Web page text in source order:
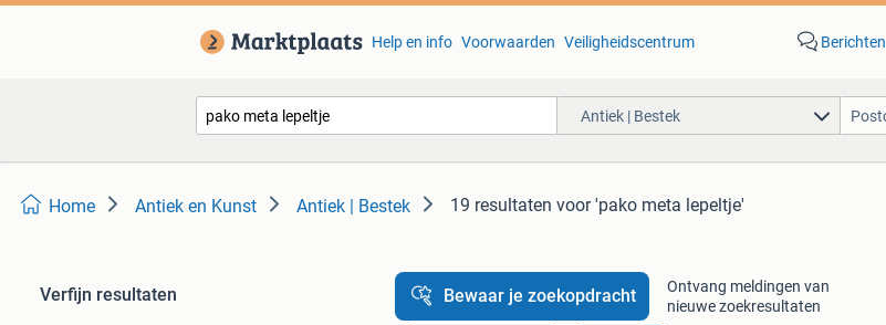
Help en info Voorwaarden Veiligheidscentrum Berichten
Antiek | Bestek
Home Antiek en Kunst Antiek | Bestek 19 resultaten voor 'pako meta lepeltje'
Verfijn resultaten
Bewaar je zoekopdracht
Ontvang meldingen van
nieuwe zoekresultaten